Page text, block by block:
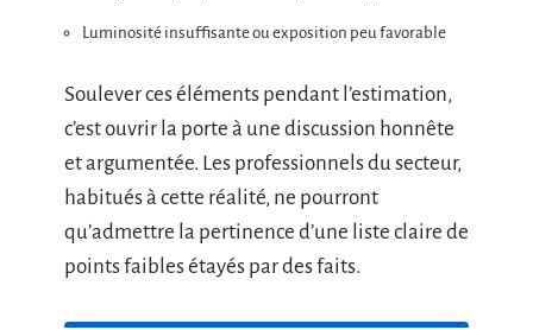
Luminosité insuffisante ou exposition peu favorable
Soulever ces éléments pendant l’estimation,
c’est ouvrir la porte à une discussion honnête
et argumentée. Les professionnels du secteur,
habitués à cette réalité, ne pourront
qu’admettre la pertinence d’une liste claire de
points faibles étayés par des faits.